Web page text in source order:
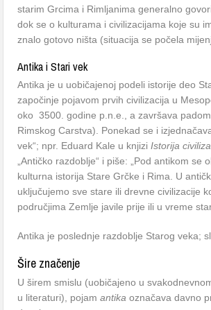
starim Grcima i Rimljanima generalno
dok se o kulturama i civilizacijama koje su
znalo gotovo ništa (situacija se počela
Antika i Stari vek
Antika je u uobičajenoj podeli istorije deo
započinje pojavom prvih civilizacija u
oko 3500. godine p.n.e., a završava
Rimskog Carstva). Ponekad se i
vek“; npr. Eduard Kale u knjizi Istorija
„Antičko razdoblje“ i piše: „Pod antikom se
kulturna istorija Stare Grčke i Rima. U
uključujemo sve stare ili drevne civilizacije
područjima Zemlje javile prije ili u vreme
Antika je poslednje razdoblje Starog veka;
Šire značenje
U širem smislu (uobičajeno u
u literaturi), pojamantika označava davno